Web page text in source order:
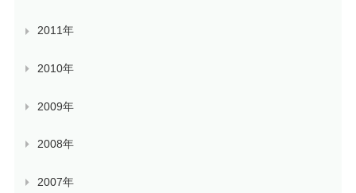
2011年
2010年
2009年
2008年
2007年